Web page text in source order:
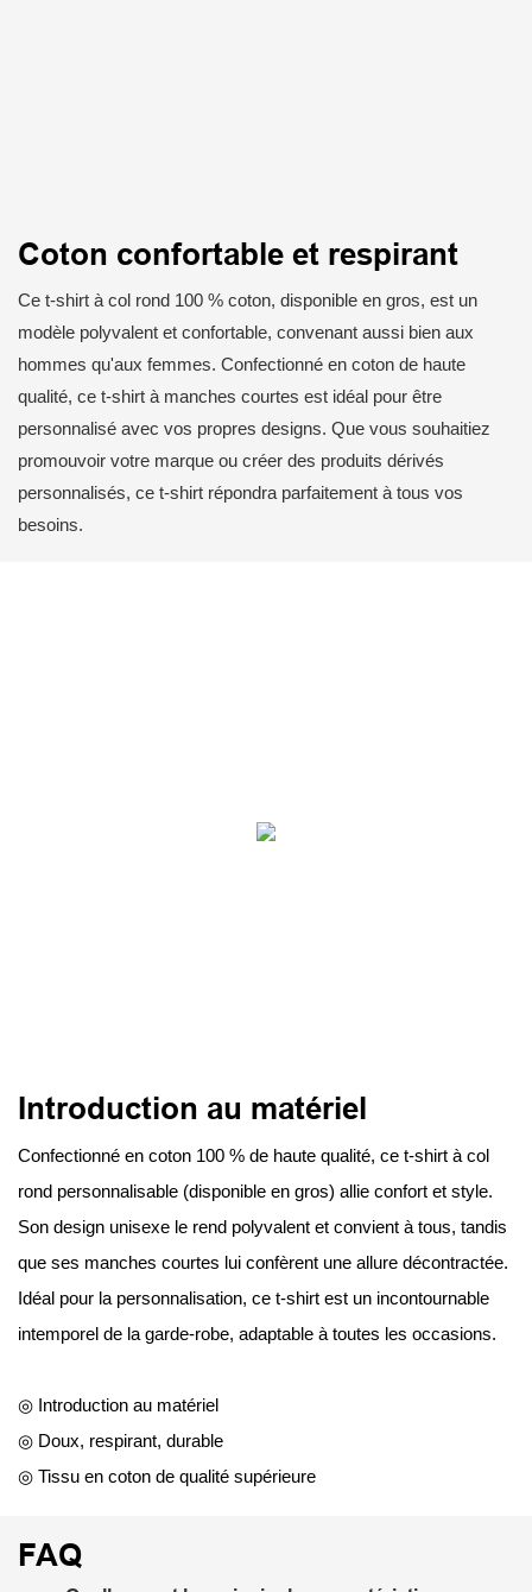
Coton confortable et respirant
Ce t-shirt à col rond 100 % coton, disponible en gros, est un
modèle polyvalent et confortable, convenant aussi bien aux
hommes qu'aux femmes. Confectionné en coton de haute
qualité, ce t-shirt à manches courtes est idéal pour être
personnalisé avec vos propres designs. Que vous souhaitiez
promouvoir votre marque ou créer des produits dérivés
personnalisés, ce t-shirt répondra parfaitement à tous vos
besoins.
Introduction au matériel
Confectionné en coton 100 % de haute qualité, ce t-shirt à col
rond personnalisable (disponible en gros) allie confort et style.
Son design unisexe le rend polyvalent et convient à tous, tandis
que ses manches courtes lui confèrent une allure décontractée.
Idéal pour la personnalisation, ce t-shirt est un incontournable
intemporel de la garde-robe, adaptable à toutes les occasions.
◎ Introduction au matériel
◎ Doux, respirant, durable
◎ Tissu en coton de qualité supérieure
FAQ